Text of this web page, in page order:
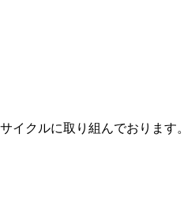
イクルに取り組んでおります。